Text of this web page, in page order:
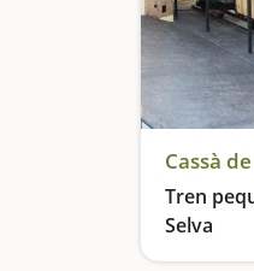
Cassà
Tren
Selva
El tren de